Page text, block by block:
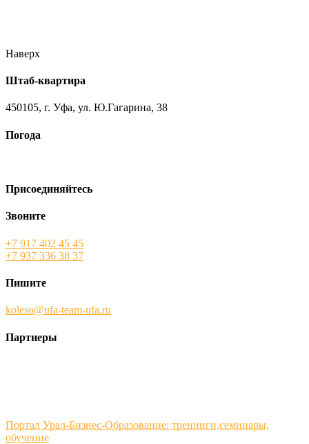
Наверх
Штаб-квартира
450105, г. Уфа, ул. Ю.Гагарина, 38
Погода
Присоединяйтесь
Звоните
+7 917 402 45 45
+7 937 336 38 37
Пишите
koleso@ufa-team-ufa.ru
Партнеры
Портал Урал-Бизнес-Образование: тренинги,семинары,
обучение